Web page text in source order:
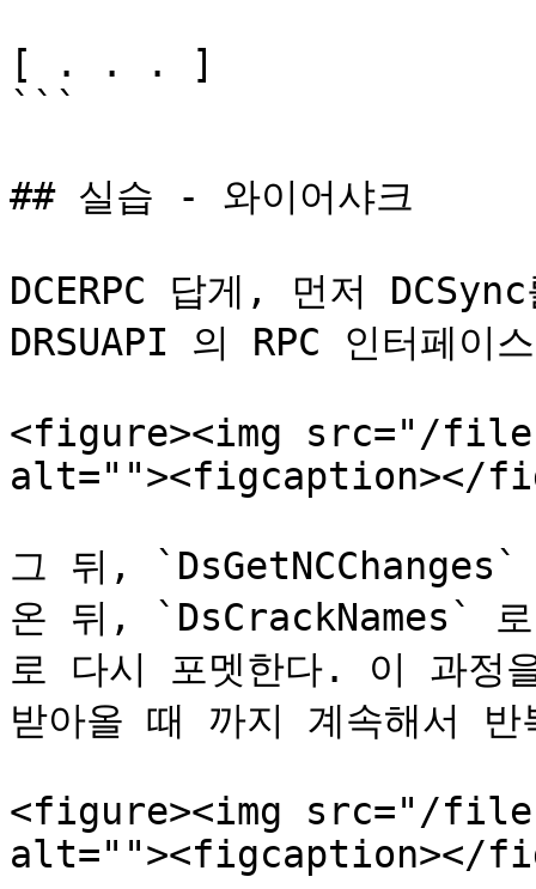
[ . . . ]
```
## 실습 - 와이어샤크
DCERPC 답게, 먼저
DRSUAPI 의 RPC 인터페이
<figure><img src="/files/
alt=""><figcaption></
그 뒤,
온 뒤, `DsCrackNames` 로
로 다시 포멧한다. 이 과정
받아올 때 까지 계속해서 반
<figure><img src="/files/
alt=""><figcaption></